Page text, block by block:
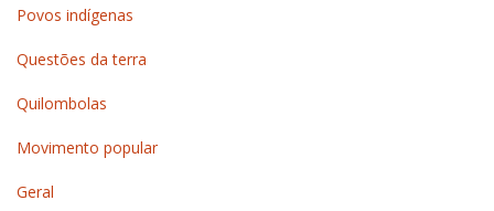
Povos indígenas
Questões da terra
Quilombolas
Movimento popular
Geral